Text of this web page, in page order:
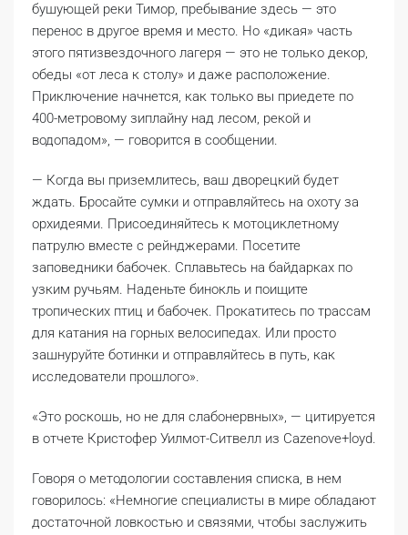
бушующей реки Тимор, пребывание здесь — это
перенос в другое время и место. Но «дикая» часть
этого пятизвездочного лагеря — это не только декор,
обеды «от леса к столу» и даже расположение.
Приключение начнется, как только вы приедете по
400-метровому зиплайну над лесом, рекой и
водопадом», — говорится в сообщении.
— Когда вы приземлитесь, ваш дворецкий будет
ждать. Бросайте сумки и отправляйтесь на охоту за
орхидеями. Присоединяйтесь к мотоциклетному
патрулю вместе с рейнджерами. Посетите
заповедники бабочек. Сплавьтесь на байдарках по
узким ручьям. Наденьте бинокль и поищите
тропических птиц и бабочек. Прокатитесь по трассам
для катания на горных велосипедах. Или просто
зашнуруйте ботинки и отправляйтесь в путь, как
исследователи прошлого».
«Это роскошь, но не для слабонервных», — цитируется
в отчете Кристофер Уилмот-Ситвелл из Cazenove+loyd.
Говоря о методологии составления списка, в нем
говорилось: «Немногие специалисты в мире обладают
достаточной ловкостью и связями, чтобы заслужить